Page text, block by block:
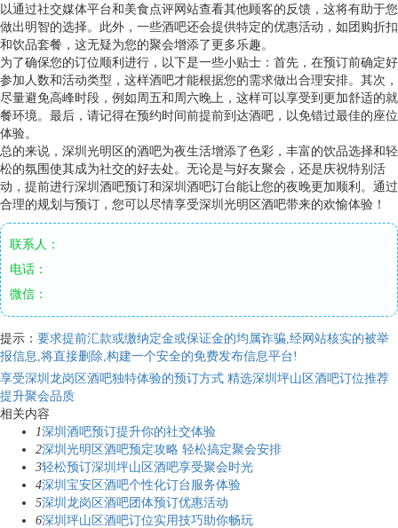
以通过社交媒体平台和美食点评网站查看其他顾客的反馈，这将有助于您
做出明智的选择。此外，一些酒吧还会提供特定的优惠活动，如团购折扣
和饮品套餐，这无疑为您的聚会增添了更多乐趣。
为了确保您的订位顺利进行，以下是一些小贴士：首先，在预订前确定好
参加人数和活动类型，这样酒吧才能根据您的需求做出合理安排。其次，
尽量避免高峰时段，例如周五和周六晚上，这样可以享受到更加舒适的就
餐环境。最后，请记得在预约时间前提前到达酒吧，以免错过最佳的座位
体验。
总的来说，深圳光明区的酒吧为夜生活增添了色彩，丰富的饮品选择和轻
松的氛围使其成为社交的好去处。无论是与好友聚会，还是庆祝特别活
动，提前进行深圳酒吧预订和深圳酒吧订台能让您的夜晚更加顺利。通过
合理的规划与预订，您可以尽情享受深圳光明区酒吧带来的欢愉体验！
联系人：
电话：
微信：
提示： 要求提前汇款或缴纳定金或保证金的均属诈骗,经网站核实的被举
报信息,将直接删除,构建一个安全的免费发布信息平台!
享受深圳龙岗区酒吧独特体验的预订方式 精选深圳坪山区酒吧订位推荐
提升聚会品质
相关内容
1深圳酒吧预订提升你的社交体验
2深圳光明区酒吧预定攻略 轻松搞定聚会安排
3轻松预订深圳坪山区酒吧享受聚会时光
4深圳宝安区酒吧个性化订台服务体验
5深圳龙岗区酒吧团体预订优惠活动
6深圳坪山区酒吧订位实用技巧助你畅玩